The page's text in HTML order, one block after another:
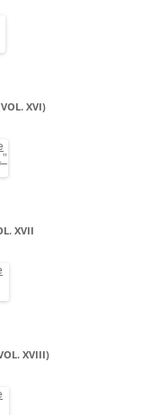
XVI)
XVII
XVIII)